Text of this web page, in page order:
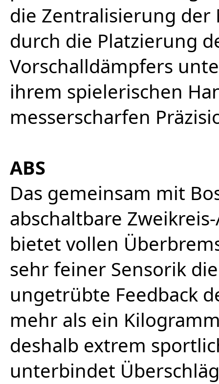
die Zentralisierung der
durch die Platzierung
Vorschalldämpfers
ihrem spielerischen
messerscharfen
ABS
Das gemeinsam mit
abschaltbare
bietet vollen
sehr feiner Sensorik
ungetrübte Feedback
mehr als ein
deshalb extrem
unterbindet